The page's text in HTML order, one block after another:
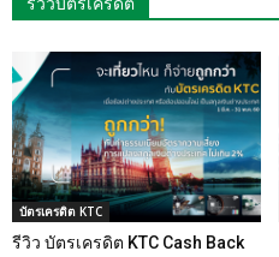
บัตรเครดิต KTC
รีวิว บัตรเครดิต KTC Cash Back